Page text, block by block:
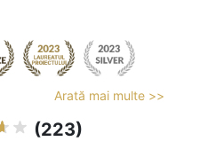
Arată mai multe >>
(223)